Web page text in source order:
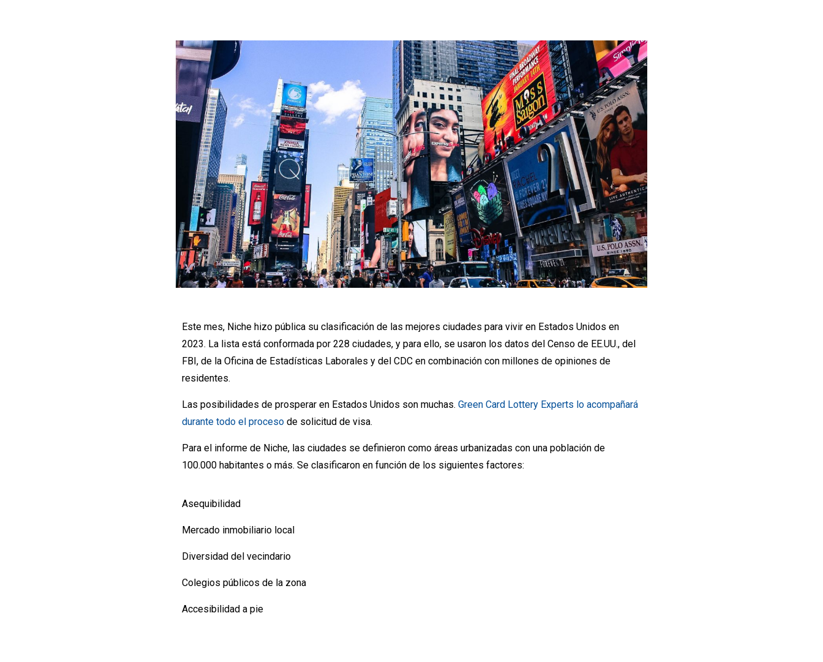
Este mes, Niche hizo pública su clasificación de las mejores ciudades para vivir en Estados Unidos en
2023. La lista está conformada por 228 ciudades, y para ello, se usaron los datos del Censo de EE.UU., del
FBI, de la Oficina de Estadísticas Laborales y del CDC en combinación con millones de opiniones de
residentes.
Las posibilidades de prosperar en Estados Unidos son muchas. Green Card Lottery Experts lo acompañará
durante todo el proceso de solicitud de visa.
Para el informe de Niche, las ciudades se definieron como áreas urbanizadas con una población de
100.000 habitantes o más. Se clasificaron en función de los siguientes factores:
Asequibilidad
Mercado inmobiliario local
Diversidad del vecindario
Colegios públicos de la zona
Accesibilidad a pie